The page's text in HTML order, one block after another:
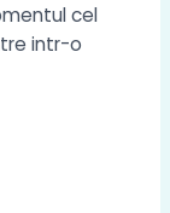
cel
intr-o